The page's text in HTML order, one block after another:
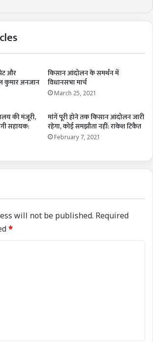
और
कुमार अनजान
किसान आंदोलन के समर्थन में
विधानसभा मार्च
March 25, 2021
की मंजूरी,
सहायक:
मांगें पूरी होने तक किसान आंदोलन जारी
रहेगा, कोई समझौता नहीं: राकेश टिकैत
February 7, 2021
will not be published. Required
*